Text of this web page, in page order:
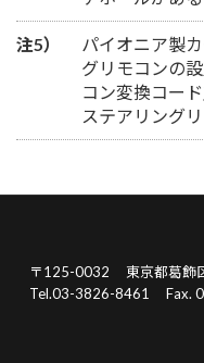
注5）
パイオニア製
グリモコンの
コン変換コード
ステアリング
〒125-0032 東京都葛飾
Tel.03-3826-8461
Fax.